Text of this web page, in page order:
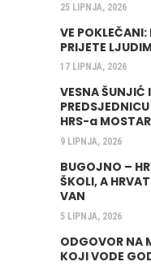
25 LIPNJA, 2026
VE
PRIJETE
17 LIPNJA, 2026
VESNA ŠUNJIĆ
HRS-a MOSTAR
9 LIPNJA, 2026
BUGOJNO –
ŠKOLI, A
VAN
5 LIPNJA, 2026
ODGOVOR NA
KOJI VODE